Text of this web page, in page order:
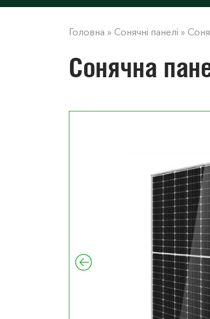
Головна » Сонячні панелі »
Сонячна